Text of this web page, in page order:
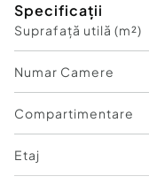
un ambient
dorește un spațiu
mutare. Este
care caută
punctele de
Pentru mai multe
Cod ofertă / ID
Id intern: P168049
Specificații
Suprafață utilă (m²)
Numar Camere
Compartimentare
Etaj